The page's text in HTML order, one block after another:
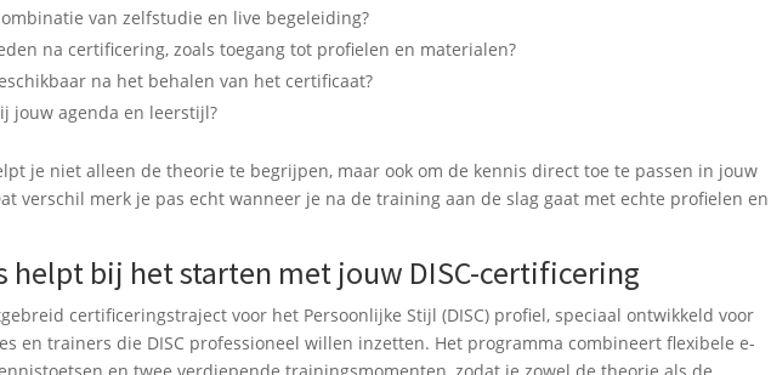
van zelfstudie en live begeleiding?
na certificering, zoals toegang tot profielen en materialen?
na het behalen van het certificaat?
jouw agenda en leerstijl?
je niet alleen de theorie te begrijpen, maar ook om de kennis direct toe te passen in jouw
verschil merk je pas echt wanneer je na de training aan de slag gaat met echte profielen en
helpt bij het starten met jouw DISC-certificering
certificeringstraject voor het Persoonlijke Stijl (DISC) profiel, speciaal ontwikkeld voor
en trainers die DISC professioneel willen inzetten. Het programma combineert flexibele e-